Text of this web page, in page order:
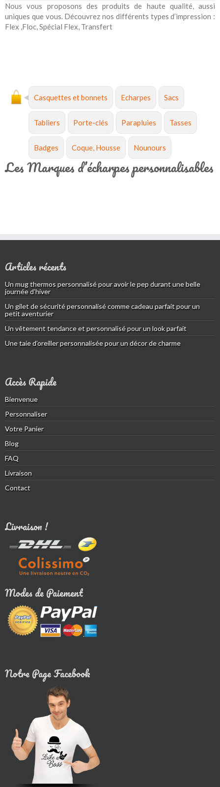
Nous vous proposons des produits de haute qualité, aussi
uniques que vous. Découvrez nos différents types d’impression :
Flex ,Floc, Spécial Flex, Transfert
Casquettes et bonnets Echarpes Sacs
Tabliers Porte-clés Parapluies Tasses
Badges Coque, Housse Nounours
Les Marques d’écharpes personnalisables
Articles récents
Un mug thermos personnalisé pour avoir le pep durant une belle
journée d’hiver
Un gilet de sécurité personnalisé comme cadeau parfait pour un
petit aventurier
Un vêtement tendance et personnalisé pour un look parfait
Une taie d’oreiller personnalisée pour un décor de charme
Accès Rapide
Bienvenue
Personnaliser
Votre Panier
Blog
FAQ
Livraison
Contact
Livraison !
Modes de Paiement
Notre Page Facebook